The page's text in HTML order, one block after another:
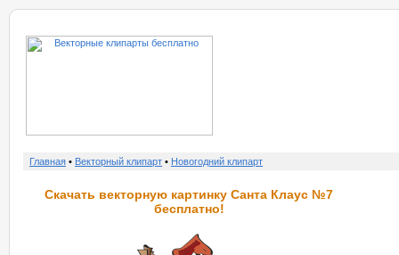
Главная • Векторный клипарт • Новогодний клипарт
Скачать векторную картинку Санта Клаус №7
бесплатно!